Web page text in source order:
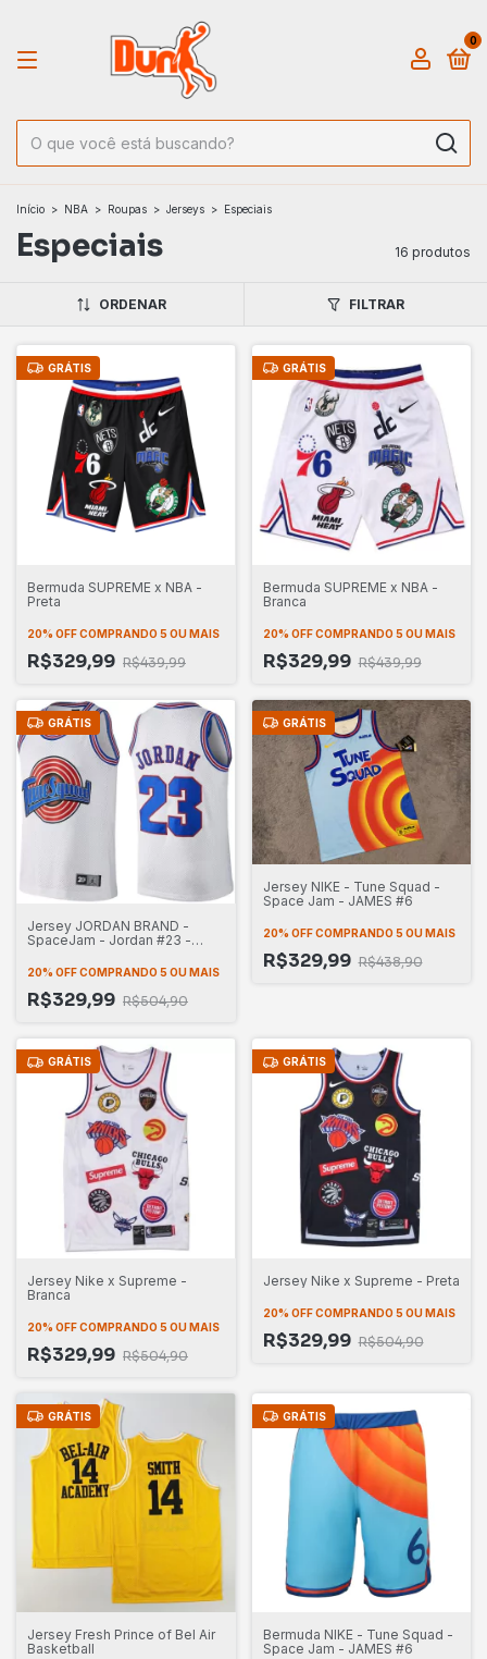
0
Início > NBA > Roupas > Jerseys > Especiais
Especiais 16 produtos
ORDENAR FILTRAR
GRÁTIS
Bermuda SUPREME x NBA -
Preta
20% OFFCOMPRANDO 5 OU MAIS
R$329,99 R$439,99
GRÁTIS
Bermuda SUPREME x NBA -
Branca
20% OFF COMPRANDO 5 OU MAIS
R$329,99 R$439,99
GRÁTIS
Jersey JORDAN BRAND -
SpaceJam - Jordan #23 -
20% OFFCOMPRANDO 5 OU MAIS
R$329,99 R$504,90
GRÁTIS
Jersey NIKE - Tune Squad -
Space Jam - JAMES #6
20% OFF COMPRANDO 5 OU MAIS
R$329,99 R$438,90
GRÁTIS
Jersey Nike x Supreme -
Branca
20% OFFCOMPRANDO 5 OU MAIS
R$329,99 R$504,90
GRÁTIS
Jersey Nike x Supreme - Preta
20% OFF COMPRANDO 5 OU MAIS
R$329,99 R$504,90
GRÁTIS
Jersey Fresh Prince of Bel Air
Basketball
GRÁTIS
Bermuda NIKE - Tune Squad -
Space Jam - JAMES #6